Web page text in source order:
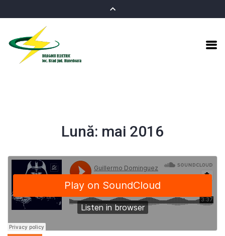
Lună: mai 2016